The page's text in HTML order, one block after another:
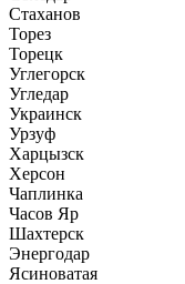
Стаханов
Торез
Торецк
Углегорск
Угледар
Украинск
Урзуф
Харцызск
Херсон
Чаплинка
Часов Яр
Шахтерск
Энергодар
Ясиноватая